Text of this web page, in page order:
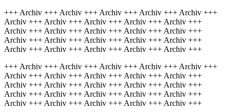
+++ Archiv +++ Archiv +++ Archiv +++ Archiv +++ Archiv +++
Archiv +++ Archiv +++ Archiv +++ Archiv +++ Archiv +++
Archiv +++ Archiv +++ Archiv +++ Archiv +++ Archiv +++
Archiv +++ Archiv +++ Archiv +++ Archiv +++ Archiv +++
Archiv +++ Archiv +++ Archiv +++ Archiv +++ Archiv +++
+++ Archiv +++ Archiv +++ Archiv +++ Archiv +++ Archiv +++
Archiv +++ Archiv +++ Archiv +++ Archiv +++ Archiv +++
Archiv +++ Archiv +++ Archiv +++ Archiv +++ Archiv +++
Archiv +++ Archiv +++ Archiv +++ Archiv +++ Archiv +++
Archiv +++ Archiv +++ Archiv +++ Archiv +++ Archiv +++